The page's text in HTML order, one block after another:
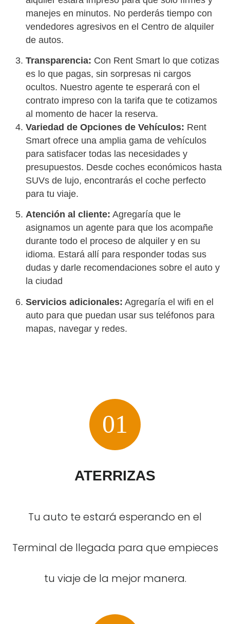
manejes en minutos. No perderás tiempo con
vendedores agresivos en el Centro de alquiler
de autos.
Transparencia: Con Rent Smart lo que cotizas
es lo que pagas, sin sorpresas ni cargos
ocultos. Nuestro agente te esperará con el
contrato impreso con la tarifa que te cotizamos
al momento de hacer la reserva.
Variedad de Opciones de Vehículos: Rent
Smart ofrece una amplia gama de vehículos
para satisfacer todas las necesidades y
presupuestos. Desde coches económicos hasta
SUVs de lujo, encontrarás el coche perfecto
para tu viaje.
Atención al cliente: Agregaría que le
asignamos un agente para que los acompañe
durante todo el proceso de alquiler y en su
idioma. Estará allí para responder todas sus
dudas y darle recomendaciones sobre el auto y
la ciudad
Servicios adicionales: Agregaría el wifi en el
auto para que puedan usar sus teléfonos para
mapas, navegar y redes.
01
ATERRIZAS
Tu auto te estará esperando en el
Terminal de llegada para que empieces
tu viaje de la mejor manera.